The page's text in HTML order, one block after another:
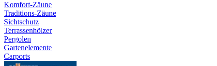
Komfort-Zäune
Traditions-Zäune
Sichtschutz
Terrassenhölzer
Pergolen
Gartenelemente
Carports